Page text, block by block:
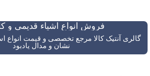
فروش انواع اشیاء قدیمی و
گالری آنتیک کالا مرجع تخصصی و قیمت انواع
نشان و مدال یادبود